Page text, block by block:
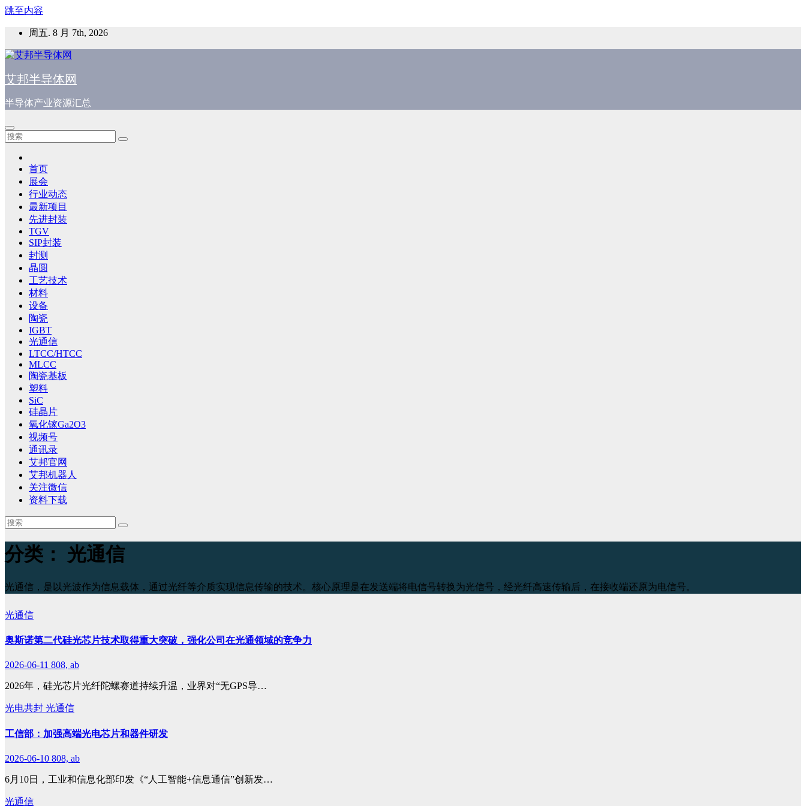
跳至内容
周五. 8 月 7th, 2026
艾邦半导体网
半导体产业资源汇总
首页
展会
行业动态
最新项目
先进封装
TGV
SIP封装
封测
晶圆
工艺技术
材料
设备
陶瓷
IGBT
光通信
LTCC/HTCC
MLCC
陶瓷基板
塑料
SiC
硅晶片
氧化镓Ga2O3
视频号
通讯录
艾邦官网
艾邦机器人
关注微信
资料下载
分类： 光通信
光通信，是以光波作为信息载体，通过光纤等介质实现信息传输的技术。核心原理是在发送端将电信号转换为光信号，经光纤高速传输后，在接收端还原为电信号。
光通信
奥斯诺第二代硅光芯片技术取得重大突破，强化公司在光通领域的竞争力
2026-06-11 808, ab
2026年，硅光芯片光纤陀螺赛道持续升温，业界对“无GPS导…
光电共封 光通信
工信部：加强高端光电芯片和器件研发
2026-06-10 808, ab
6月10日，工业和信息化部印发《“人工智能+信息通信”创新发…
光通信